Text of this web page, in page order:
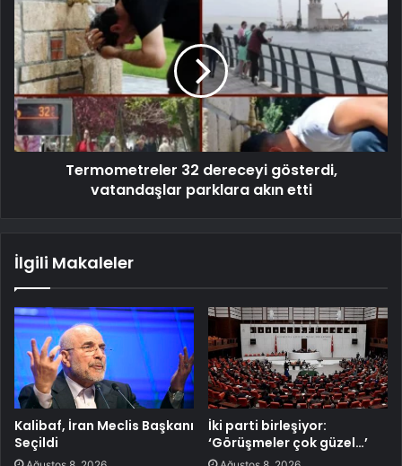
Termometreler 32 dereceyi gösterdi,
vatandaşlar parklara akın etti
İlgili Makaleler
Kalibaf, İran Meclis Başkanı
Seçildi
İki parti birleşiyor:
‘Görüşmeler çok güzel…’